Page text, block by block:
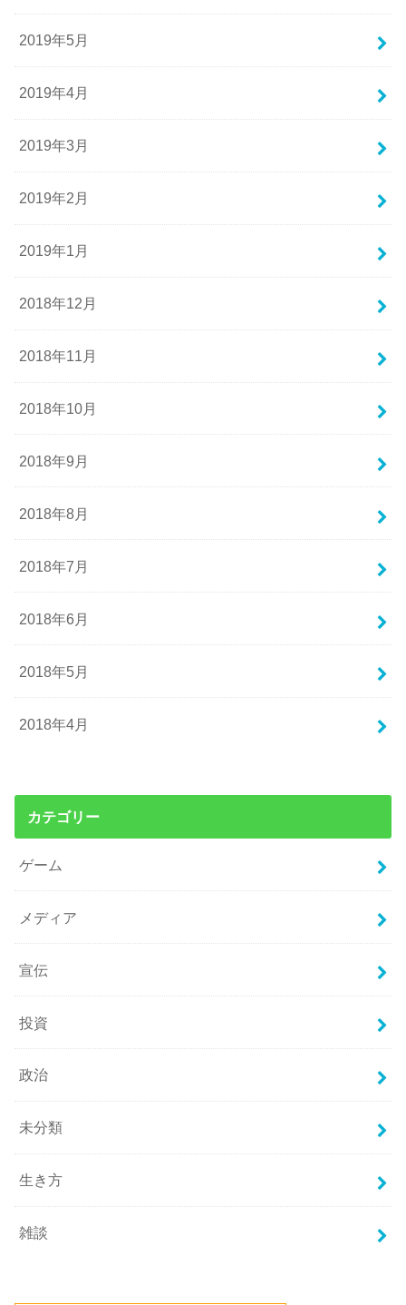
2019年5月
2019年4月
2019年3月
2019年2月
2019年1月
2018年12月
2018年11月
2018年10月
2018年9月
2018年8月
2018年7月
2018年6月
2018年5月
2018年4月
カテゴリー
ゲーム
メディア
宣伝
投資
政治
未分類
生き方
雑談